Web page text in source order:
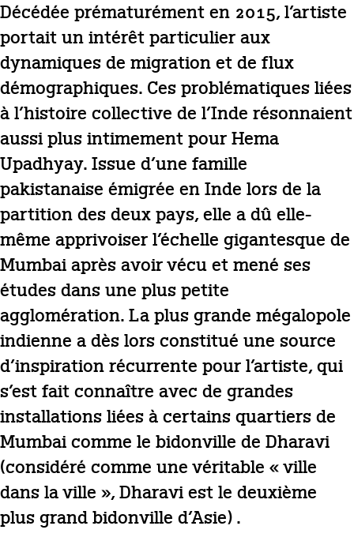
Décédée prématurément en 2015, l’artiste
portait un intérêt particulier aux
dynamiques de migration et de flux
démographiques. Ces problématiques liées
à l’histoire collective de l’Inde résonnaient
aussi plus intimement pour Hema
Upadhyay. Issue d’une famille
pakistanaise émigrée en Inde lors de la
partition des deux pays, elle a dû elle-
même apprivoiser l’échelle gigantesque de
Mumbai après avoir vécu et mené ses
études dans une plus petite
agglomération. La plus grande mégalopole
indienne a dès lors constitué une source
d’inspiration récurrente pour l’artiste, qui
s’est fait connaître avec de grandes
installations liées à certains quartiers de
Mumbai comme le bidonville de Dharavi
(considéré comme une véritable « ville
dans la ville », Dharavi est le deuxième
plus grand bidonville d’Asie) .